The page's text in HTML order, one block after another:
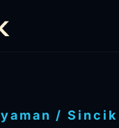
/Sincik